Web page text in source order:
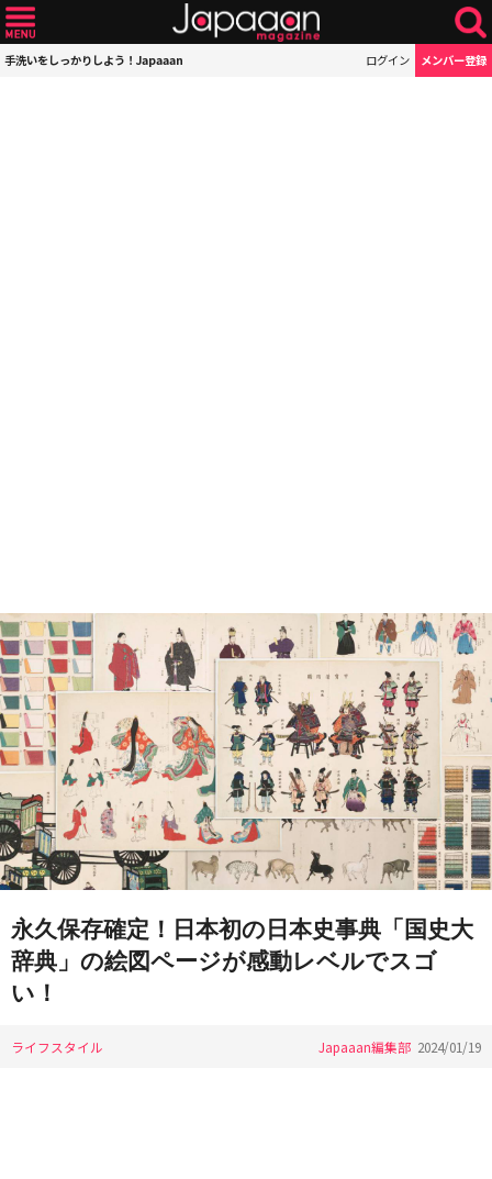
手洗いをしっかりしよう！Japaaan ログイン メンバー登録
永久保存確定！日本初の日本史事典「国史大
辞典」の絵図ページが感動レベルでスゴ
い！
ライフスタイル Japaaan編集部 2024/01/19